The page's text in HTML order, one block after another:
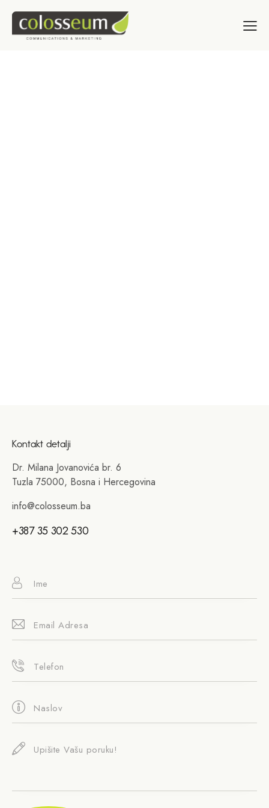
Kontakt detalji
Dr. Milana Jovanovića br. 6
Tuzla 75000, Bosna i Hercegovina
info@colosseum.ba
+387 35 302 530